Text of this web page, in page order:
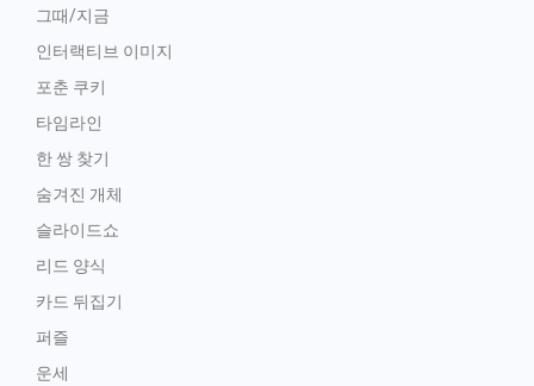
그때/지금
인터랙티브 이미지
포춘 쿠키
타임라인
한 쌍 찾기
숨겨진 개체
슬라이드쇼
리드 양식
카드 뒤집기
퍼즐
운세